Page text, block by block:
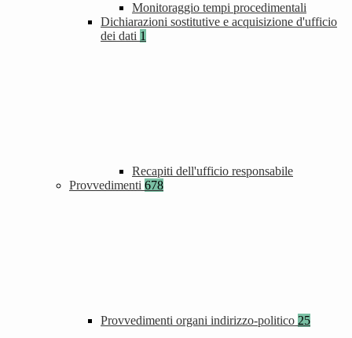
Monitoraggio tempi procedimentali
Dichiarazioni sostitutive e acquisizione d'ufficio
dei dati 1
Recapiti dell'ufficio responsabile
Provvedimenti 678
Provvedimenti organi indirizzo-politico 25